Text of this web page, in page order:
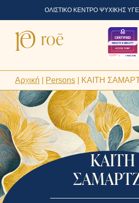
ΟΛΙΣΤΙΚΟ ΚΕΝΤΡΟ ΨΥΧΙΚΗΣ
Αρχική Persons ΚΑΙΤΗ
ΚΑΙΤΗ